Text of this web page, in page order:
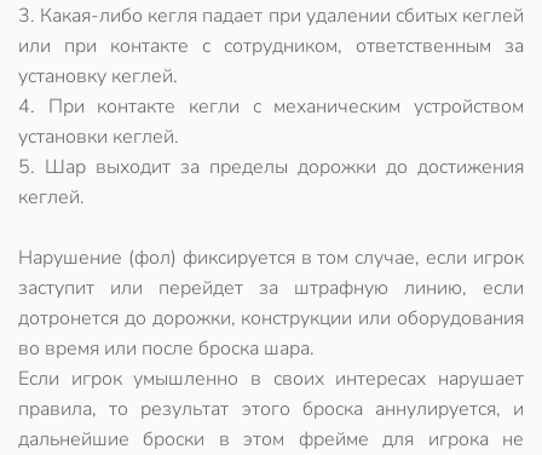
3. Какая-либо кегля падает при удалении сбитых кеглей
или при контакте с сотрудником, ответственным за
установку кеглей.
4. При контакте кегли с механическим устройством
установки кеглей.
5. Шар выходит за пределы дорожки до достижения
кеглей.
Нарушение (фол) фиксируется в том случае, если игрок
заступит или перейдет за штрафную линию, если
дотронется до дорожки, конструкции или оборудования
во время или после броска шара.
Если игрок умышленно в своих интересах нарушает
правила, то результат этого броска аннулируется, и
дальнейшие броски в этом фрейме для игрока не